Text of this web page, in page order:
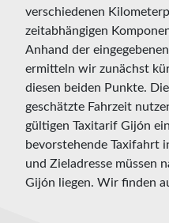
verschiedenen
zeitabhängigen
Anhand der
ermitteln wir zunächst
diesen beiden Punkte.
geschätzte Fahrzeit
gültigen Taxitarif Gijón
bevorstehende Taxifahrt
und Zieladresse müssen
Gijón liegen. Wir finden